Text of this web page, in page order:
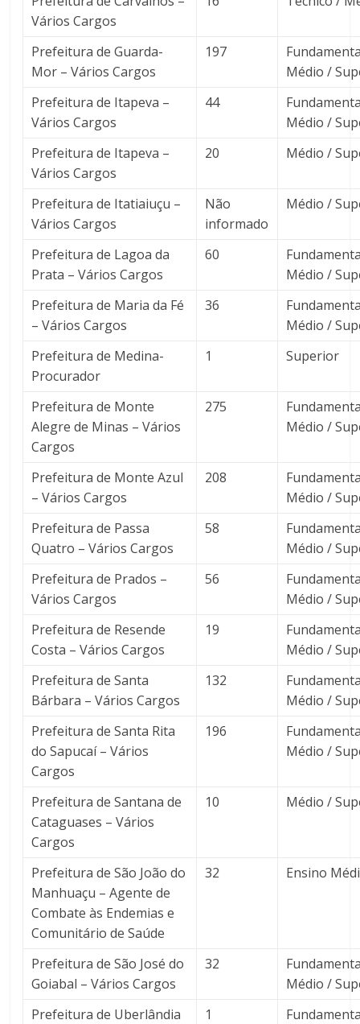
Vários Cargos
Prefeitura de Guarda-
Mor – Vários Cargos
197
Médio /
Prefeitura de Itapeva –
Vários Cargos
44
Médio /
Prefeitura de Itapeva –
Vários Cargos
20 Médio /
Prefeitura de Itatiaiuçu –
Vários Cargos
Não
informado
Médio /
Prefeitura de Lagoa da
Prata – Vários Cargos
60
Médio /
Prefeitura de Maria da Fé
– Vários Cargos
36
Médio /
Prefeitura de Medina-
Procurador
1 Superior
Prefeitura de Monte
Alegre de Minas – Vários
Cargos
275
Médio /
Prefeitura de Monte Azul
– Vários Cargos
208
Médio /
Prefeitura de Passa
Quatro – Vários Cargos
58
Médio /
Prefeitura de Prados –
Vários Cargos
56
Médio /
Prefeitura de Resende
Costa – Vários Cargos
19
Médio /
Prefeitura de Santa
Bárbara – Vários Cargos
132
Médio /
Prefeitura de Santa Rita
do Sapucaí – Vários
Cargos
196
Médio /
Prefeitura de Santana de
Cataguases – Vários
Cargos
10 Médio /
Prefeitura de São João do
Manhuaçu – Agente de
Combate às Endemias e
Comunitário de Saúde
32 Ensino
Prefeitura de São José do
Goiabal – Vários Cargos
32
Médio /
Prefeitura de Uberlândia
1